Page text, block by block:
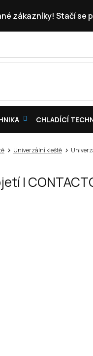
zákazníky! Stačí se
CHLADÍCÍ
Univerzální kleště
|